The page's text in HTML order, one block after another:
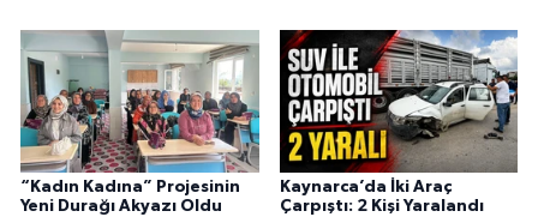
“Kadın Kadına” Projesinin
Yeni Durağı Akyazı Oldu
Kaynarca’da İki Araç
Çarpıştı: 2 Kişi Yaralandı